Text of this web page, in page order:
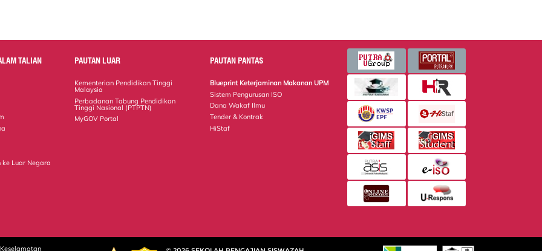
TALIAN
ke Luar Negara
PAUTAN LUAR
Kementerian Pendidikan Tinggi
Malaysia
Perbadanan Tabung Pendidikan
Tinggi Nasional (PTPTN)
MyGOV Portal
PAUTAN PANTAS
Blueprint Keterjaminan Makanan UPM
Sistem Pengurusan ISO
Dana Wakaf Ilmu
Tender & Kontrak
HiStaf